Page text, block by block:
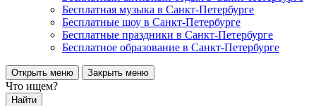
Бесплатная музыка в Санкт-Петербурге
Бесплатные шоу в Санкт-Петербурге
Бесплатные праздники в Санкт-Петербурге
Бесплатное образование в Санкт-Петербурге
Открыть меню Закрыть меню
Что ищем?
Найти